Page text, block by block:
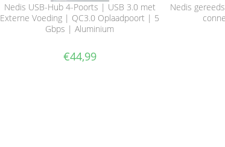
Nedis USB-Hub 4-Poorts | USB 3.0 met
Externe Voeding | QC3.0 Oplaadpoort | 5
Gbps | Aluminium
€44,99
Nedis